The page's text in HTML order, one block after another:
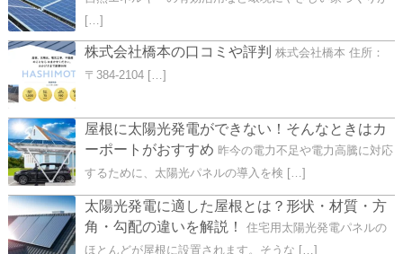
[…]
株式会社橋本の口コミや評判 株式会社橋本 住所：
〒384-2104 […]
屋根に太陽光発電ができない！そんなときはカ
ーポートがおすすめ 昨今の電力不足や電力高騰に対応
するために、太陽光パネルの導入を検 […]
太陽光発電に適した屋根とは？形状・材質・方
角・勾配の違いを解説！
住宅用太陽光発電パネルの
ほとんどが屋根に設置されます。そうな […]